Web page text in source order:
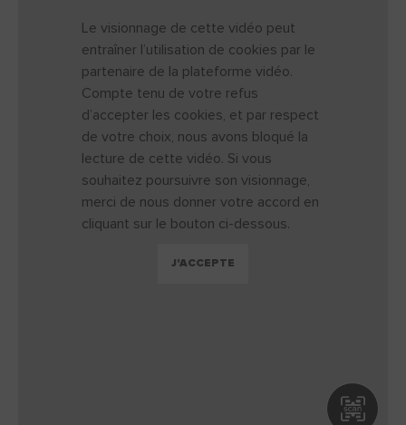
Le visionnage de cette vidéo peut
entraîner l’utilisation de cookies par le
partenaire de la plateforme vidéo.
Compte tenu de votre refus
d’accepter les cookies, et par respect
de votre choix, nous avons bloqué la
lecture de cette vidéo. Si vous
souhaitez poursuivre son visionnage,
merci de nous donner votre accord en
cliquant sur le bouton ci-dessous.
J'ACCEPTE